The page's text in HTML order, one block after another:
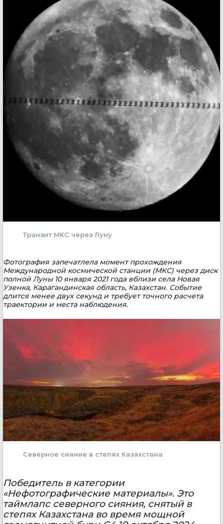
Транзит МКС через Луну
Фотография запечатлела момент прохождения
Международной космической станции (МКС) через диск
полной Луны 10 января 2021 года вблизи села Новая
Узенка, Карагандинская область, Казахстан. Событие
длится менее двух секунд и требует точного расчета
траектории и места наблюдения.
Северное сияние в степях Казахстана
Победитель в категории
«Нефотографические материалы». Это
таймлапс северного сияния, снятый в
степях Казахстана во время мощной